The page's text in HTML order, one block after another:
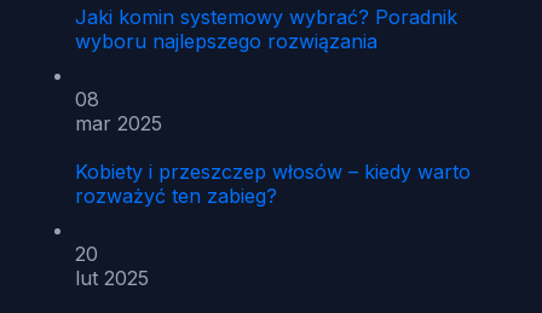
Jaki komin systemowy wybrać? Poradnik
wyboru najlepszego rozwiązania
08
mar 2025
Kobiety i przeszczep włosów – kiedy warto
rozważyć ten zabieg?
20
lut 2025